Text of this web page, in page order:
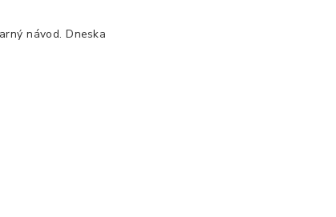
návod. Dneska